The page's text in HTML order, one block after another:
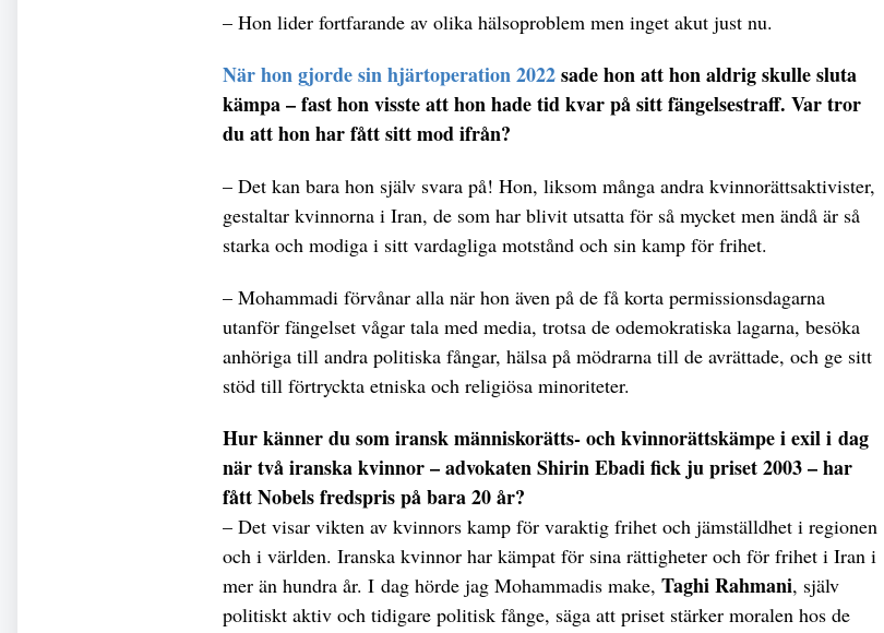
– Hon lider fortfarande av olika hälsoproblem men inget akut just nu.
När hon gjorde sin hjärtoperation 2022sade hon att hon aldrig skulle sluta
kämpa – fast hon visste att hon hade tid kvar på sitt fängelsestraff. Var tror
du att hon har fått sitt mod ifrån?
– Det kan bara hon själv svara på! Hon, liksom många andra kvinnorättsaktivister,
gestaltar kvinnorna i Iran, de som har blivit utsatta för så mycket men ändå är så
starka och modiga i sitt vardagliga motstånd och sin kamp för frihet.
– Mohammadi förvånar alla när hon även på de få korta permissionsdagarna
utanför fängelset vågar tala med media, trotsa de odemokratiska lagarna, besöka
anhöriga till andra politiska fångar, hälsa på mödrarna till de avrättade, och ge sitt
stöd till förtryckta etniska och religiösa minoriteter.
Hur känner du som iransk människorätts- och kvinnorättskämpe i exil i dag
när två iranska kvinnor – advokaten Shirin Ebadi fick ju priset 2003 – har
fått Nobels fredspris på bara 20 år?
– Det visar vikten av kvinnors kamp för varaktig frihet och jämställdhet i regionen
och i världen. Iranska kvinnor har kämpat för sina rättigheter och för frihet i Iran i
mer än hundra år. I dag hörde jag Mohammadis make, Taghi Rahmani, själv
politiskt aktiv och tidigare politisk fånge, säga att priset stärker moralen hos de